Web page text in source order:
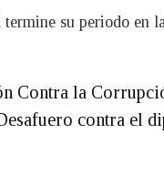
su periodo en
Contra la
contra el